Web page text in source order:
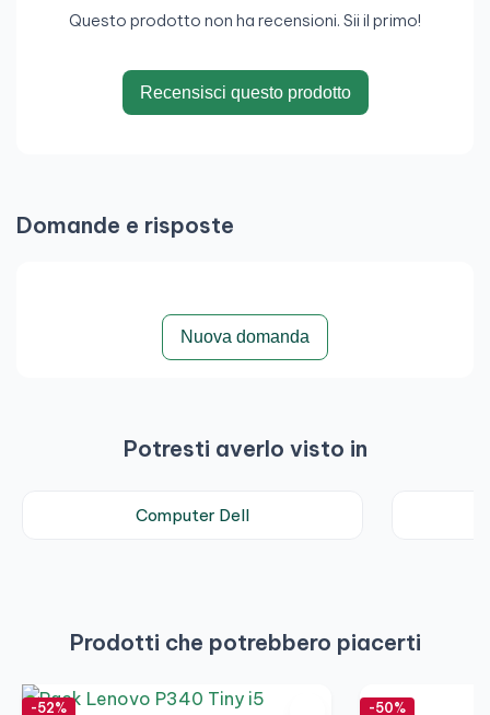
Questo prodotto non ha recensioni. Sii il primo!
Recensisci questo prodotto
Domande e risposte
Nuova domanda
Potresti averlo visto in
Computer Dell
Prodotti che potrebbero piacerti
-52% -50%